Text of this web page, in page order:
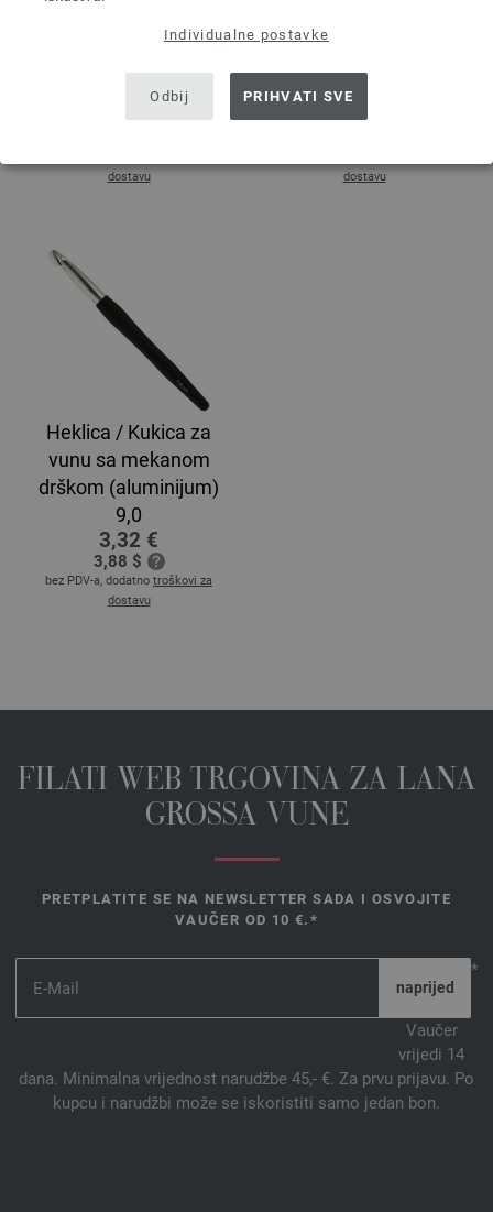
Individualne postavke
Odbij PRIHVATI SVE
Heklica / Kukica za
vunu sa mekanom
2,73 €
dostavu
vunu sa mekanom
6,0
2,73 €
dostavu
Heklica / Kukica za
vunu sa mekanom
drškom (aluminijum)
9,0
3,32 €
3,88 $
bez PDV-a, dodatno troškovi za
dostavu
FILATI WEB TRGOVINA ZA LANA
GROSSA VUNE
PRETPLATITE SE NA NEWSLETTER SADA I OSVOJITE
VAUČER OD 10 €.*
*
Vaučer
vrijedi 14
dana. Minimalna vrijednost narudžbe 45,- €. Za prvu prijavu. Po
kupcu i narudžbi može se iskoristiti samo jedan bon.